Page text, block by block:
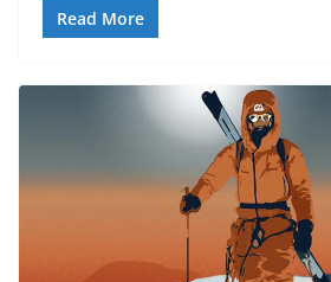
Read More